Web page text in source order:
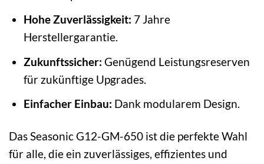
Hohe Zuverlässigkeit: 7 Jahre
Herstellergarantie.
Zukunftssicher: Genügend Leistungsreserven
für zukünftige Upgrades.
Einfacher Einbau: Dank modularem Design.
Das Seasonic G12-GM-650 ist die perfekte Wahl
für alle, die ein zuverlässiges, effizientes und